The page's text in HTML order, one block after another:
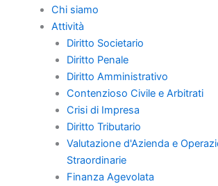
Chi siamo
Attività
Diritto Societario
Diritto Penale
Diritto Amministrativo
Contenzioso Civile e Arbitrati
Crisi di Impresa
Diritto Tributario
Valutazione d'Azienda e
Straordinarie
Finanza Agevolata
Home
Chi Siamo
Professionisti
Novità e Aggiornamenti
Carriera
Contatti